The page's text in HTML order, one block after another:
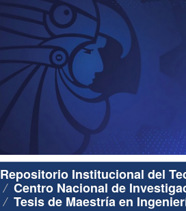
Repositorio Institucional del
Centro Nacional de
Tesis de Maestría en